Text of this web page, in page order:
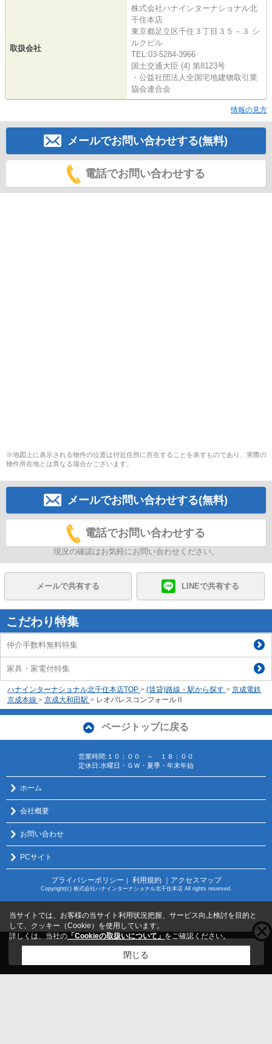
取扱会社
株式会社ハナインターナショナル北
千住本店
東京都足立区千住３丁目３５－３ シ
ルクビル
TEL:03-5284-3966
国土交通大臣 (4) 第8123号
・公益社団法人全国宅地建物取引業
協会連合会
情報の見方
メールでお問い合わせする(無料)
電話でお問い合わせする
※地図上に表示される物件の位置は付近住所に所在することを表すものであり、実際の
物件所在地とは異なる場合がございます。
メールでお問い合わせする(無料)
電話でお問い合わせする
現況の確認はお気軽にお問い合わせください。
メールで共有する LINEで共有する
こだわり特集
仲介手数料無料特集
家具・家電付特集
ハナインターナショナル北千住本店TOP > (賃貸)路線・駅から探す > 京成電鉄
京成本線 > 京成大和田駅 > レオパレスコンフォールⅡ
ページトップに戻る
営業時間:１０：００ ～ １８：００
定休日:水曜日・ＧＷ・夏季・年末年始
ホーム
会社概要
お問い合わせ
PCサイト
プライバシーポリシー ｜ 利用規約 ｜アクセスマップ
Copyright(c) 株式会社ハナインターナショナル北千住本店 All rights reserved.
こちらの物件をご覧の方にお勧めな物件
当サイトでは、お客様の当サイト利用状況把握、サービス向上検討を目的と
して、クッキー（Cookie）を使用しています。
詳しくは、当社の 「Cookieの取扱いについて」 をご確認ください。
閉じる